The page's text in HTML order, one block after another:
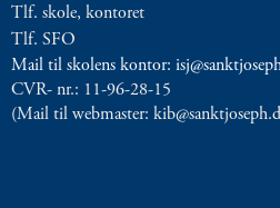
Tlf. skole, kontoret
Tlf. SFO
Mail til skolens kontor:
CVR- nr.: 11-96-28-15
(Mail til webmaster: